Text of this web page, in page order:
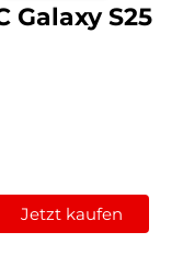
Galaxy S25
Jetzt kaufen